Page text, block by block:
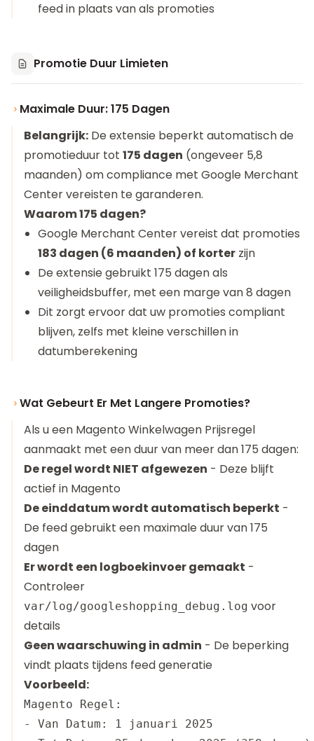
feed in plaats van als promoties
Promotie Duur Limieten
Maximale Duur: 175 Dagen
Belangrijk: De extensie beperkt automatisch de
promotieduur tot 175 dagen (ongeveer 5,8
maanden) om compliance met Google Merchant
Center vereisten te garanderen.
Waarom 175 dagen?
Google Merchant Center vereist dat promoties
183 dagen (6 maanden) of korter zijn
De extensie gebruikt 175 dagen als
veiligheidsbuffer, met een marge van 8 dagen
Dit zorgt ervoor dat uw promoties compliant
blijven, zelfs met kleine verschillen in
datumberekening
Wat Gebeurt Er Met Langere Promoties?
Als u een Magento Winkelwagen Prijsregel
aanmaakt met een duur van meer dan 175 dagen:
De regel wordt NIET afgewezen - Deze blijft
actief in Magento
De einddatum wordt automatisch beperkt -
De feed gebruikt een maximale duur van 175
dagen
Er wordt een logboekinvoer gemaakt -
Controleer
var/log/googleshopping_debug.log voor
details
Geen waarschuwing in admin - De beperking
vindt plaats tijdens feed generatie
Voorbeeld:
Magento Regel:
- Van Datum: 1 januari 2025